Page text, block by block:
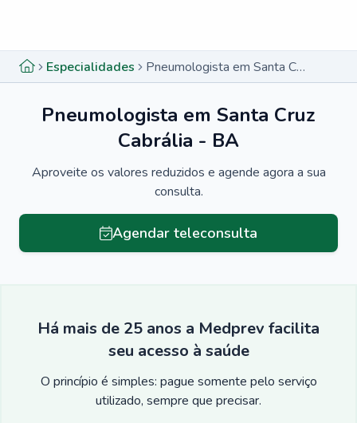
Especialidades Pneumologista em Santa Cruz Cabrália - BA
Pneumologista em Santa Cruz
Cabrália - BA
Aproveite os valores reduzidos e agende agora a sua
consulta.
Agendar teleconsulta
Há mais de 25 anos a Medprev facilita
seu acesso à saúde
O princípio é simples: pague somente pelo serviço
utilizado, sempre que precisar.